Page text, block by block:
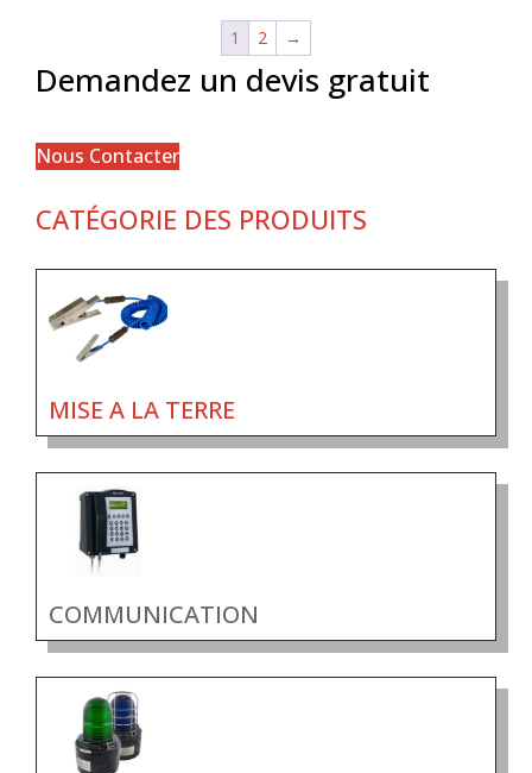
1 2 →
Demandez un devis gratuit
Nous Contacter
CATÉGORIE DES PRODUITS
MISE A LA TERRE
COMMUNICATION